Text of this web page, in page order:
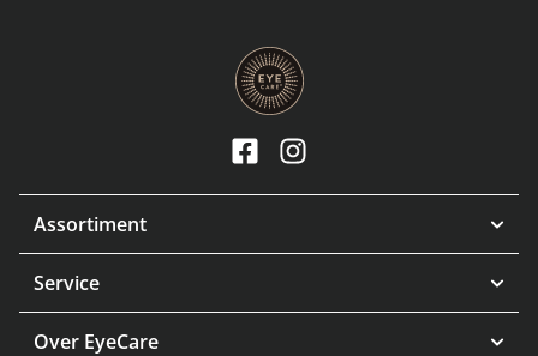
Assortiment
Service
Over EyeCare